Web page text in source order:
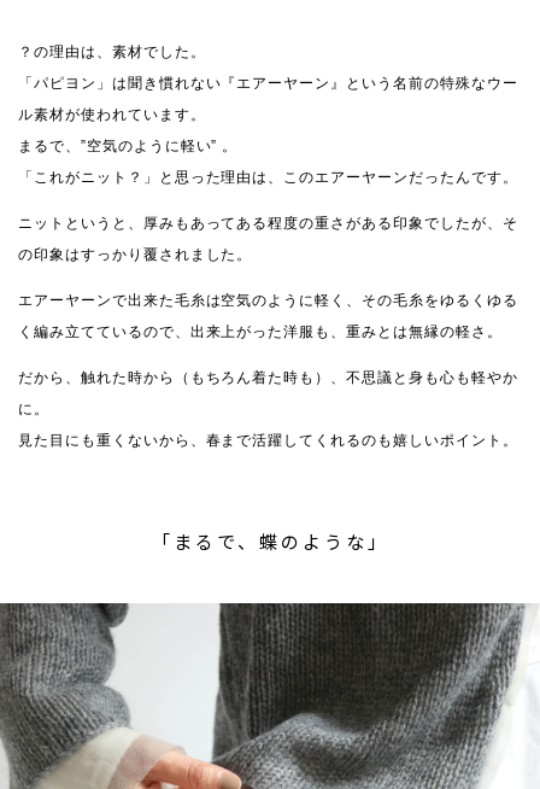
？の理由は、素材でした。
「パピヨン」は聞き慣れない『エアーヤーン』という名前の特殊なウー
ル素材が使われています。
まるで、”空気のように軽い” 。
「これがニット？」と思った理由は、このエアーヤーンだったんです。
ニットというと、厚みもあってある程度の重さがある印象でしたが、そ
の印象はすっかり覆されました。
エアーヤーンで出来た毛糸は空気のように軽く、その毛糸をゆるくゆる
く編み立てているので、出来上がった洋服も、重みとは無縁の軽さ。
だから、触れた時から（もちろん着た時も）、不思議と身も心も軽やか
に。
見た目にも重くないから、春まで活躍してくれるのも嬉しいポイント。
「まるで、蝶のような」